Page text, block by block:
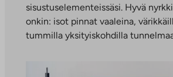
sisustuselementeissäsi. Hyvä
onkin: isot pinnat vaaleina,
tummilla yksityiskohdilla